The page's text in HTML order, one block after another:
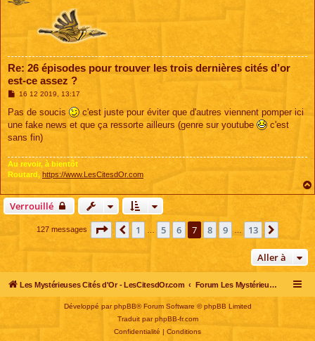
Re: 26 épisodes pour trouver les trois dernières cités d’or
est-ce assez ?
M
s
a
g
16 12 2019, 13:17
Pas de soucis
c'est juste pour éviter que d'autres viennent pomper ici
une fake news et que ça ressorte ailleurs (genre sur youtube
c'est
sans fin)
Au revoir, à bientôt
Routard, https://www.LesCitesdOr.com
Verrouillé
127 messages Page sur 13
Précédente
1 5 6 7 8 9 13
Aller à
Les Mystérieuses Cités d'Or - LesCitesdOr.com Forum Les Mystérieuses Cités d'Or
Développé parphpBB® Forum Software © phpBB Limited
Traduit parphpBB-fr.com
Confidentialité | Conditions